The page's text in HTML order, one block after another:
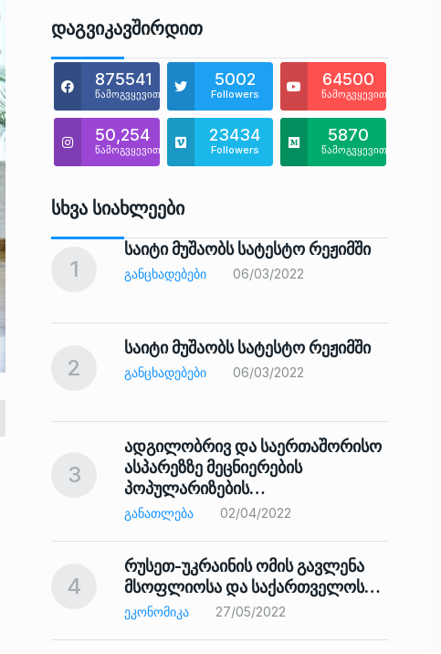
Დაგვიკავშირდით
875541
წამოგვყევით
5002
Followers
64500
წამოგვყევით
50,254
წამოგვყევით
23434
Followers
5870
წამოგვყევით
Სხვა Სიახლეები
1
საიტი მუშაობს სატესტო რეჟიმში
ᲒᲐᲜᲪᲮᲐᲓᲔᲑᲔᲑᲘ 06/03/2022
2
საიტი მუშაობს სატესტო რეჟიმში
ᲒᲐᲜᲪᲮᲐᲓᲔᲑᲔᲑᲘ 06/03/2022
3
ადგილობრივ და საერთაშორისო
ასპარეზზე მეცნიერების
პოპულარიზების…
ᲒᲐᲜᲐᲗᲚᲔᲑᲐ 02/04/2022
4
რუსეთ-უკრაინის ომის გავლენა
მსოფლიოსა და საქართველოს…
ᲔᲙᲝᲜᲝᲛᲘᲙᲐ 27/05/2022